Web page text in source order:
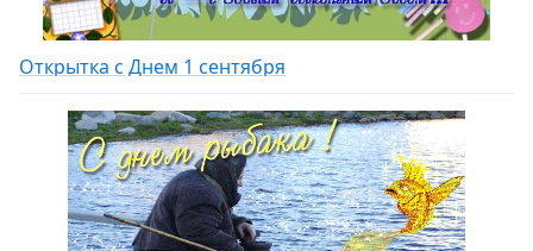
Открытка с Днем 1 сентября